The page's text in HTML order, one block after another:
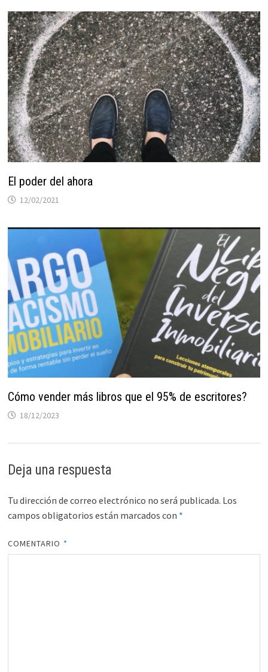
El poder del ahora
12/02/2021
Cómo vender más libros que el 95% de escritores?
18/12/2023
Deja una respuesta
Tu dirección de correo electrónico no será publicada. Los
campos obligatorios están marcados con *
COMENTARIO *